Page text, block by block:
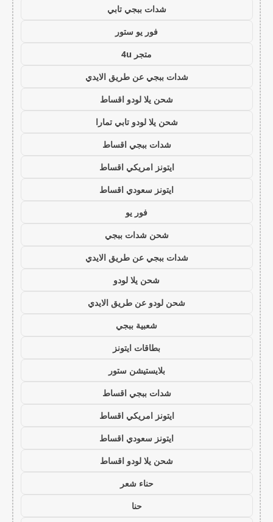
شدات ببجي تابي
فور يو ستور
متجر 4u
شدات ببجي عن طريق الايدي
شحن يلا لودو اقساط
شحن يلا لودو تابي تمارا
شدات ببجي اقساط
ايتونز امريكي اقساط
ايتونز سعودي اقساط
فور يو
شحن شدات ببجي
شدات ببجي عن طريق الايدي
شحن يلا لودو
شحن لودو عن طريق الايدي
شعبية ببجي
بطاقات ايتونز
بلايستيشن ستور
شدات ببجي اقساط
ايتونز امريكي اقساط
ايتونز سعودي اقساط
شحن يلا لودو اقساط
حناء شعر
حنا